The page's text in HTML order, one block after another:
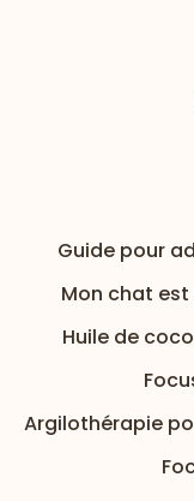
Guide pour
Mon chat
Huile de
Argilothérapie
de